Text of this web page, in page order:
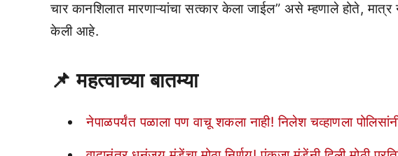
चार कानशिलात मारणाऱ्यांचा सत्कार केला जाईल” असे म्हणाले होते, मात्र
केली आहे.
📌 महत्वाच्या बातम्या
नेपाळपर्यंत पळाला पण वाचू शकला नाही! निलेश चव्हाणला